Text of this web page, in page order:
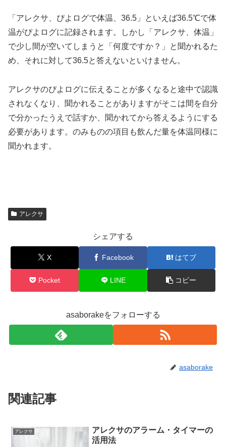
「アレクサ、ぴよログで体温、36.5」といえば36.5℃で体
温がぴよログに記録されます。しかし「アレクサ、体温」
で少し間が空いてしまうと「何度ですか？」と聞かれるた
め、それに対して36.5と答えないといけません。
アレクサのぴよログに伝えることが多くなると途中で認識
されなくなり、聞かれることがありますがそこは間を自分
で分かったうえで話すか、聞かれてから答えるようにする
必要があります。のみものの項目も飲んだ量を体温同様に
聞かれます。
アレクサ
シェアする
X Facebook はてブ
Pocket LINE コピー
asaborakeをフォローする
asaborake
関連記事
アレクサ
アレクサのアラーム・タイマーの
活用法